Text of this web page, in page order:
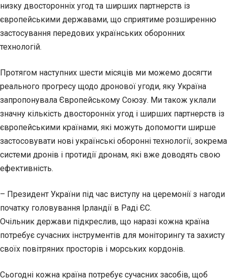
низку двосторонніх угод та ширших партнерств із
європейськими державами, що сприятиме розширенню
застосування передових українських оборонних
технологій.
Протягом наступних шести місяців ми можемо досягти
реального прогресу щодо дронової угоди, яку Україна
запропонувала Європейському Союзу. Ми також уклали
значну кількість двосторонніх угод і ширших партнерств із
європейськими країнами, які можуть допомогти ширше
застосовувати нові українські оборонні технології, зокрема
системи дронів і протидії дронам, які вже доводять свою
ефективність.
– Президент України під час виступу на церемонії з нагоди
початку головування Ірландії в Раді ЄС.
Очільник держави підкреслив, що наразі кожна країна
потребує сучасних інструментів для моніторингу та захисту
своїх повітряних просторів і морських кордонів.
Сьогодні кожна країна потребує сучасних засобів, щоб